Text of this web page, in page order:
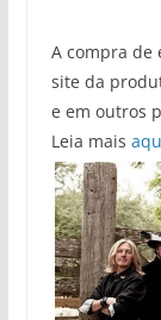
A compra de
site da
e em outros
Leia mais